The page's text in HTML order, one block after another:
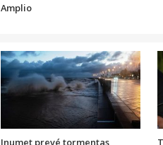
Amplio
Inumet prevé tormentas